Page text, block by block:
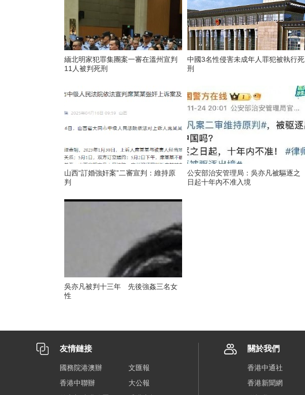
緬北明家犯罪集團案一審在溫州宣判
11人被判死刑
中國3名性侵害未成年人罪犯被執行死
刑
山西“訂婚強奸案”二審宣判：維持原
判
公安部治安管理局：吳亦凡被驅逐之
日起十年內不准入境
吳亦凡被判十三年 先後強姦三名女
性
友情鏈接
國務院港澳辦
文匯報
香港中聯辦
大公報
關於我們
香港中通社
香港新聞網